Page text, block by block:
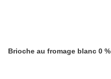
Brioche au fromage blanc 0 %